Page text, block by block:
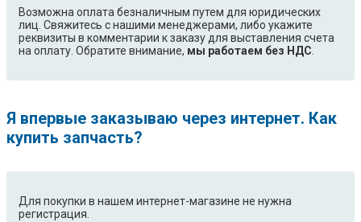
Возможна оплата безналичным путем для юридических
лиц. Свяжитесь с нашими менеджерами, либо укажите
реквизиты в комментарии к заказу для выставления счета
на оплату. Обратите внимание, мы работаем без НДС
Я впервые заказываю через интернет. Как
купить запчасть?
Для покупки в нашем интернет-магазине не нужна
регистрация.